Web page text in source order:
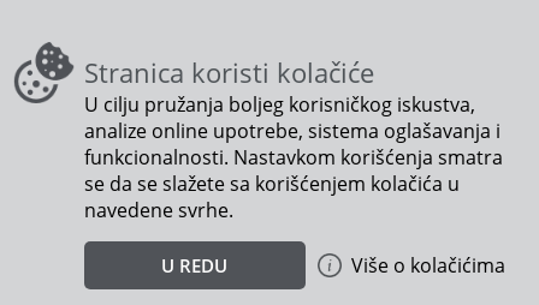
Stranica koristi kolačiće
U cilju pružanja boljeg korisničkog iskustva,
analize online upotrebe, sistema oglašavanja i
funkcionalnosti. Nastavkom korišćenja smatra
se da se slažete sa korišćenjem kolačića u
navedene svrhe.
U REDU Više o kolačićima